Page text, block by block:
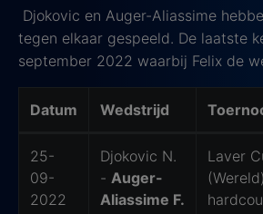
Djokovic en Auger-Aliassime
tegen elkaar gespeeld. De laatste
september 2022 waarbij Felix de
Datum Wedstrijd
25-
09-
2022
Djokovic N.
- Auger-
Aliassime F.
Laver